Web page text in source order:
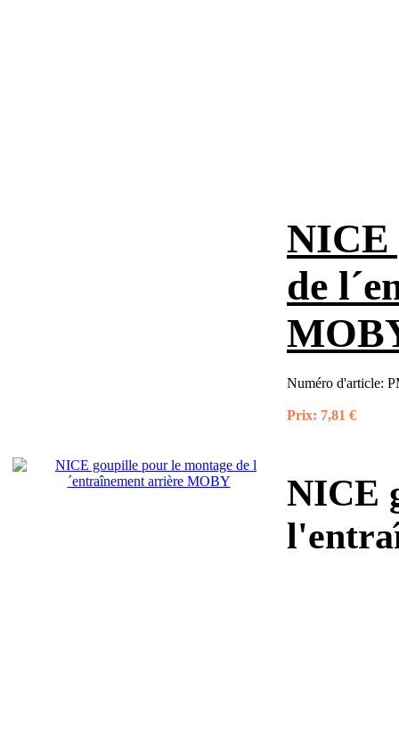
NICE
de
Numéro d'article:
Prix: 7,81 €
NICE